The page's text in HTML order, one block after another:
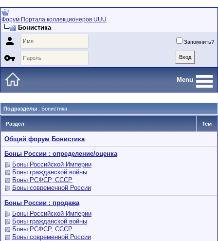
Форум Портала коллекционеров UUU
Бонистика
 Запомнить?

Menu
Подразделы : Бонистика
Раздел Тем
Общий форум Бонистика
Боны России : определение/оценка
Боны Российской Империи
Боны гражданской войны
Боны РСФСР, СССР
Боны современной России
Боны России : продажа
Боны Российской Империи
Боны гражданской войны
Боны РСФСР, СССР
Боны современной России